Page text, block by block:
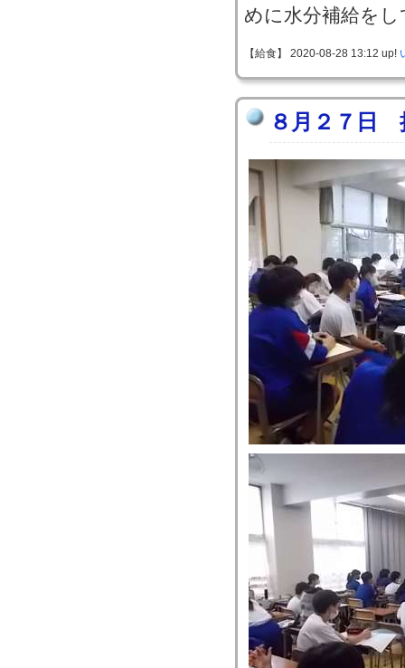
めに水分補給を
【給食】 2020-08-28 13:12 up!
８月２７日